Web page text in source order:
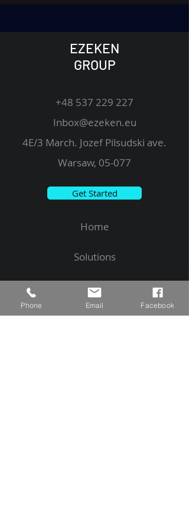
EZEKEN
GROUP
+48 537 229 227
Inbox@ezeken.eu
4E/3 March. Jozef Pilsudski ave.
Warsaw, 05-077
Get Started
Home
Solutions
Vision
Blog
Phone Email Facebook